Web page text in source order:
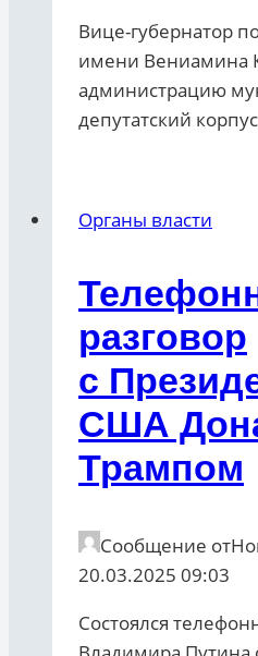
Вице-губернатор
имени Вениамина
администрацию
депутатский
Органы власти
разговор
с
США
Трампом
Сообщение от
20.03.2025 09:03
Состоялся